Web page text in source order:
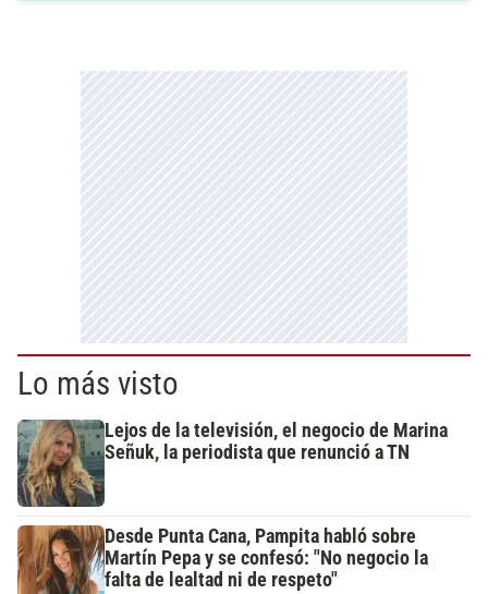
Lo más visto
Lejos de la televisión, el negocio de Marina
Señuk, la periodista que renunció a TN
Desde Punta Cana, Pampita habló sobre
Martín Pepa y se confesó: "No negocio la
falta de lealtad ni de respeto"